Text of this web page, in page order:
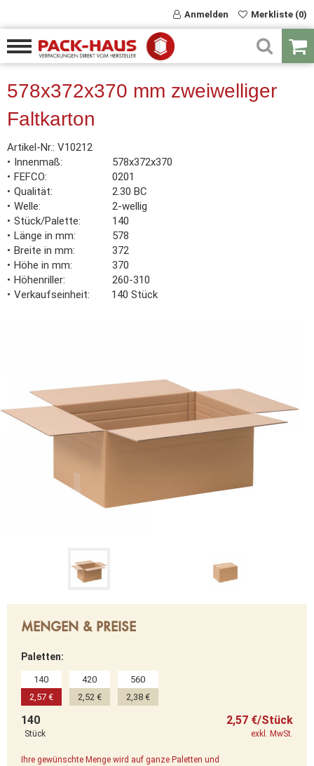
Anmelden Merkliste (0)
578x372x370 mm zweiwelliger
Faltkarton
Artikel-Nr.: V10212
Innenmaß
578x372x370
FEFCO
0201
Qualität
2.30 BC
Welle
2-wellig
Stück/Palette
140
Länge in mm
578
Breite in mm
372
Höhe in mm
370
Höhenriller
260-310
Verkaufseinheit
140 Stück
MENGEN & PREISE
Paletten:
140
2,57 €
420
2,52 €
560
2,38 €
140
Stück
2,57 €/Stück
exkl. MwSt.
Ihre gewünschte Menge wird auf ganze Paletten und